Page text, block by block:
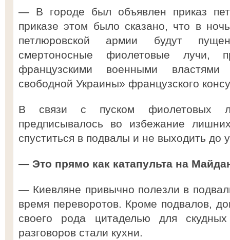
— В городе был объявлен приказ
приказе этом было сказано, что в
петлюровской армии будут
смертоносные фиолетовые лучи,
французскими военными
свободной Украины» французского
В связи с пуском фиолетовых
предписывалось во избежание
спуститься в подвалы и не выходить до
— Это прямо как катапульта на
— Киевляне привычно полезли в
время переворотов. Кроме подвалов,
своего рода цитаделью для
разговоров стали кухни.